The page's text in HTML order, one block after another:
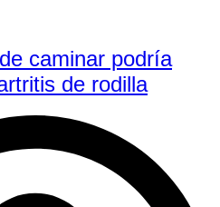
caminar podría
de rodilla